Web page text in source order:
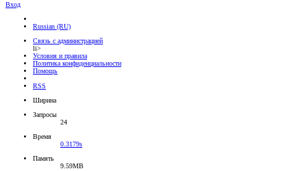
Вход
Russian (RU)
Связь с администрацией
li>
Условия и правила
Политика конфиденциальности
Помощь
RSS
Ширина
Запросы
24
Время
0.3179s
Память
9.59MB